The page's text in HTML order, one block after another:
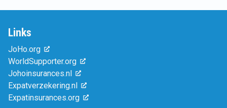
Links
JoHo.org
WorldSupporter.org
Johoinsurances.nl
Expatverzekering.nl
Expatinsurances.org